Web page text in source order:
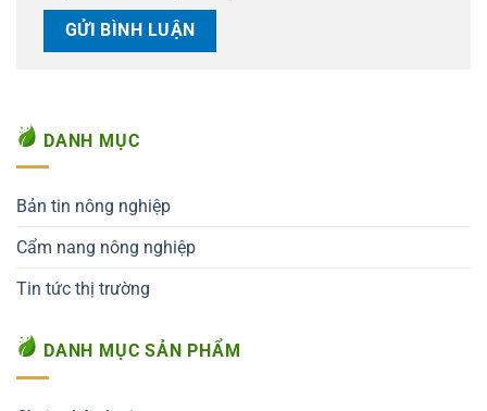
DANH MỤC
Bản tin nông nghiệp
Cẩm nang nông nghiệp
Tin tức thị trường
DANH MỤC SẢN PHẨM